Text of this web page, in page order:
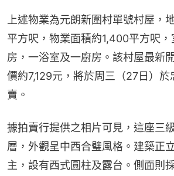
上述物業為元朗新圍村單號村屋，
平方呎，物業面積約1,400平方呎
房，一浴室及一廚房。該村屋最新
價約7,129元，將於周三（27日）
賣。
據拍賣行提供之相片可見，這座三
層，外觀呈中西合璧風格。建築正
主，設有西式圓柱及露台。側面則